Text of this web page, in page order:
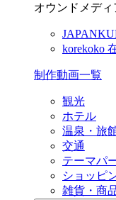
オウンドメディ
korekoko
制作動画一覧
観光
ホテル
温泉・旅
交通
テーマパ
ショッピ
雑貨・商